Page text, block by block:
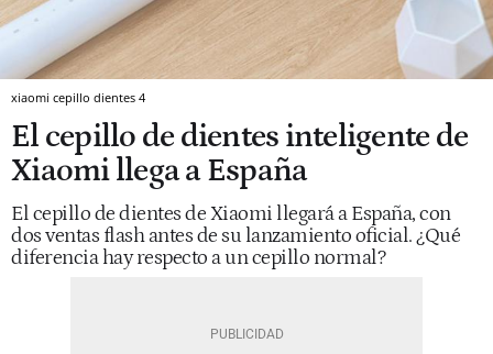
xiaomi cepillo dientes 4
El cepillo de dientes inteligente de
Xiaomi llega a España
El cepillo de dientes de Xiaomi llegará a España, con
dos ventas flash antes de su lanzamiento oficial. ¿Qué
diferencia hay respecto a un cepillo normal?